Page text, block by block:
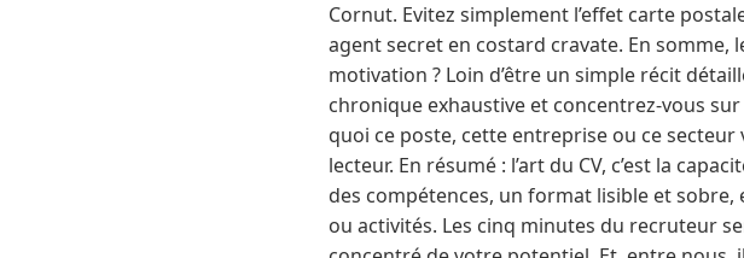
Cornut. Evitez simplement l’effet carte
agent secret en costard cravate. En somme,
motivation ? Loin d’être un simple récit
chronique exhaustive et concentrez-vous
quoi ce poste, cette entreprise ou ce
lecteur. En résumé : l’art du CV, c’est la
des compétences, un format lisible et
ou activités. Les cinq minutes du recruteur